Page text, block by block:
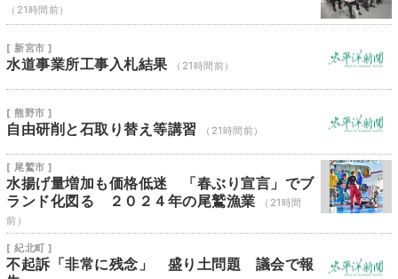
（21時間前）
[ 新宮市 ]
水道事業所工事入札結果 （21時間前）
[ 熊野市 ]
自由研削と石取り替え等講習 （21時間前）
[ 尾鷲市 ]
水揚げ量増加も価格低迷 「春ぶり宣言」でブ
ランド化図る ２０２４年の尾鷲漁業
（21時間
前）
[ 紀北町 ]
不起訴「非常に残念」 盛り土問題 議会で報